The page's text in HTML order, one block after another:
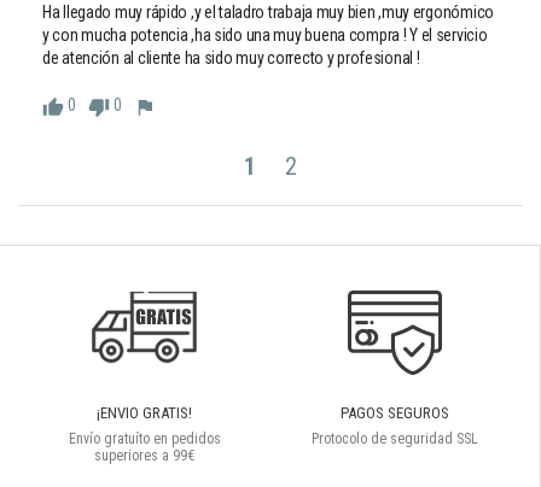
Ha llegado muy rápido ,y el taladro trabaja muy bien ,muy ergonómico
y con mucha potencia ,ha sido una muy buena compra ! Y el servicio
de atención al cliente ha sido muy correcto y profesional !
thumb_up0 thumb_down0 flag
1 2
¡ENVIO GRATIS!
Envío gratuíto en pedidos
superiores a 99€
PAGOS SEGUROS
Protocolo de seguridad SSL